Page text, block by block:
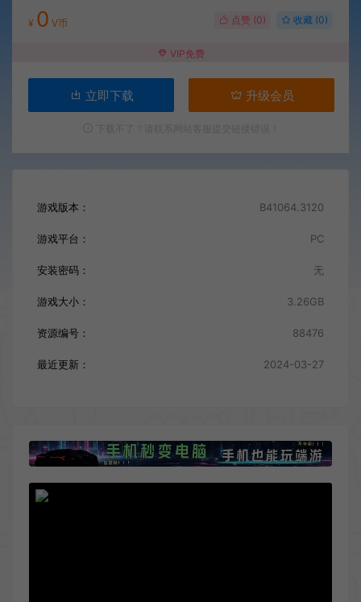
¥ 0 V币 点赞 (0) 收藏 (0)
VIP免费
立即下载 升级会员
游戏版本： B41064.3120
游戏平台： PC
安装密码： 无
游戏大小： 3.26GB
资源编号： 88476
最近更新： 2024-03-27